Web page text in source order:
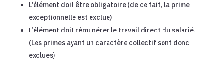
L’élément doit être obligatoire (de ce fait, la prime
exceptionnelle est exclue)
L’élément doit rémunérer le travail direct du salarié.
(Les primes ayant un caractère collectif sont donc
exclues)